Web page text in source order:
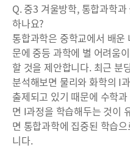
Q. 중3 겨울방학, 통합과학
하나요?
통합과학은 중학교에서 배운
문에 중등 과학에 별 어려움
할 것을 제안합니다. 최근 분
분석해보면 물리와 화학의 I
출제되고 있기 때문에 수학
면 I과정을 학습해두는 것이
면 통합과학에 집중된 학습
니다.